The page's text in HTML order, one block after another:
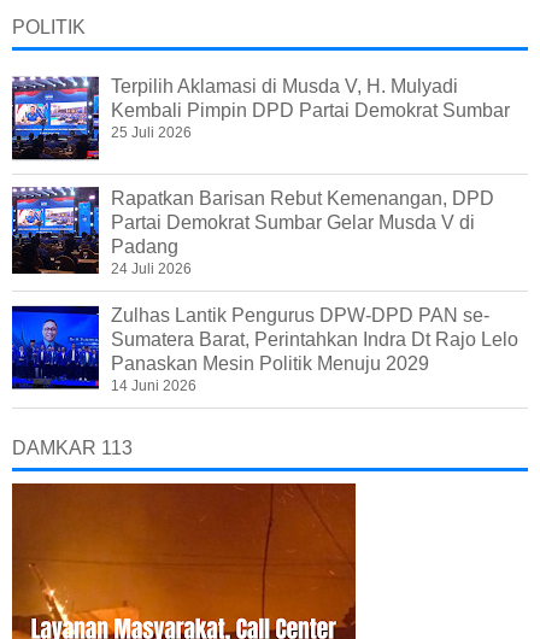
POLITIK
Terpilih Aklamasi di Musda V, H. Mulyadi
Kembali Pimpin DPD Partai Demokrat Sumbar
25 Juli 2026
Rapatkan Barisan Rebut Kemenangan, DPD
Partai Demokrat Sumbar Gelar Musda V di
Padang
24 Juli 2026
Zulhas Lantik Pengurus DPW-DPD PAN se-
Sumatera Barat, Perintahkan Indra Dt Rajo Lelo
Panaskan Mesin Politik Menuju 2029
14 Juni 2026
DAMKAR 113